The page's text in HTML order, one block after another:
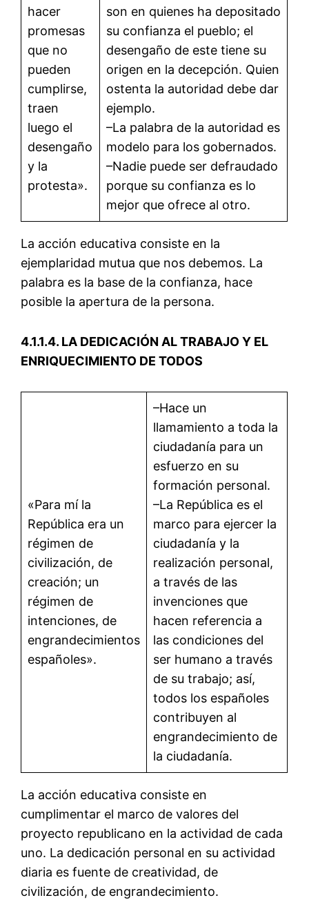
hacer
promesas
que no
pueden
cumplirse,
traen
luego el
desengaño
y la
protesta».
son en quienes ha depositado
su confianza el pueblo; el
desengaño de este tiene su
origen en la decepción. Quien
ostenta la autoridad debe dar
ejemplo.
–La palabra de la autoridad es
modelo para los gobernados.
–Nadie puede ser defraudado
porque su confianza es lo
mejor que ofrece al otro.
La acción educativa consiste en la
ejemplaridad mutua que nos debemos. La
palabra es la base de la confianza, hace
posible la apertura de la persona.
4.1.1.4. LA DEDICACIÓN AL TRABAJO Y EL
ENRIQUECIMIENTO DE TODOS
«Para mí la
República era un
régimen de
civilización, de
creación; un
régimen de
intenciones, de
engrandecimientos
españoles».
–Hace un
llamamiento a toda la
ciudadanía para un
esfuerzo en su
formación personal.
–La República es el
marco para ejercer la
ciudadanía y la
realización personal,
a través de las
invenciones que
hacen referencia a
las condiciones del
ser humano a través
de su trabajo; así,
todos los españoles
contribuyen al
engrandecimiento de
la ciudadanía.
La acción educativa consiste en
cumplimentar el marco de valores del
proyecto republicano en la actividad de cada
uno. La dedicación personal en su actividad
diaria es fuente de creatividad, de
civilización, de engrandecimiento.